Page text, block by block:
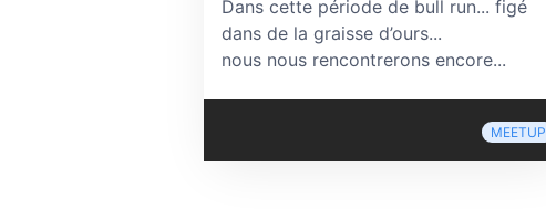
Dans cette période de bull run... figé
dans de la graisse d’ours...
nous nous rencontrerons encore...
MEETUP